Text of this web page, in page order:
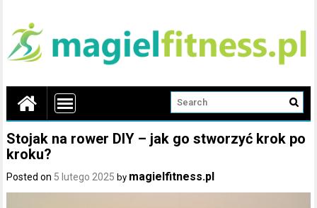
Stojak na rower DIY – jak go stworzyć krok po
kroku?
Posted on 5 lutego 2025 by magielfitness.pl